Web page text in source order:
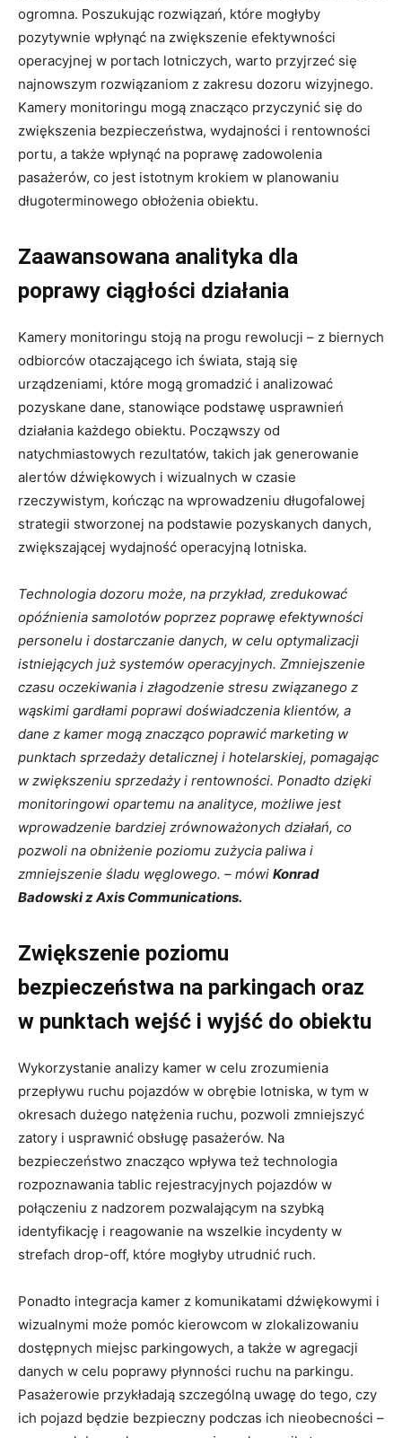
ogromna. Poszukując rozwiązań, które mogłyby
pozytywnie wpłynąć na zwiększenie efektywności
operacyjnej w portach lotniczych, warto przyjrzeć się
najnowszym rozwiązaniom z zakresu dozoru wizyjnego.
Kamery monitoringu mogą znacząco przyczynić się do
zwiększenia bezpieczeństwa, wydajności i rentowności
portu, a także wpłynąć na poprawę zadowolenia
pasażerów, co jest istotnym krokiem w planowaniu
długoterminowego obłożenia obiektu.
Zaawansowana analityka dla
poprawy ciągłości działania
Kamery monitoringu stoją na progu rewolucji – z biernych
odbiorców otaczającego ich świata, stają się
urządzeniami, które mogą gromadzić i analizować
pozyskane dane, stanowiące podstawę usprawnień
działania każdego obiektu. Począwszy od
natychmiastowych rezultatów, takich jak generowanie
alertów dźwiękowych i wizualnych w czasie
rzeczywistym, kończąc na wprowadzeniu długofalowej
strategii stworzonej na podstawie pozyskanych danych,
zwiększającej wydajność operacyjną lotniska.
Technologia dozoru może, na przykład, zredukować
opóźnienia samolotów poprzez poprawę efektywności
personelu i dostarczanie danych, w celu optymalizacji
istniejących już systemów operacyjnych. Zmniejszenie
czasu oczekiwania i złagodzenie stresu związanego z
wąskimi gardłami poprawi doświadczenia klientów, a
dane z kamer mogą znacząco poprawić marketing w
punktach sprzedaży detalicznej i hotelarskiej, pomagając
w zwiększeniu sprzedaży i rentowności. Ponadto dzięki
monitoringowi opartemu na analityce, możliwe jest
wprowadzenie bardziej zrównoważonych działań, co
pozwoli na obniżenie poziomu zużycia paliwa i
zmniejszenie śladu węglowego. – mówi Konrad
Badowski z Axis Communications.
Zwiększenie poziomu
bezpieczeństwa na parkingach oraz
w punktach wejść i wyjść do obiektu
Wykorzystanie analizy kamer w celu zrozumienia
przepływu ruchu pojazdów w obrębie lotniska, w tym w
okresach dużego natężenia ruchu, pozwoli zmniejszyć
zatory i usprawnić obsługę pasażerów. Na
bezpieczeństwo znacząco wpływa też technologia
rozpoznawania tablic rejestracyjnych pojazdów w
połączeniu z nadzorem pozwalającym na szybką
identyfikację i reagowanie na wszelkie incydenty w
strefach drop-off, które mogłyby utrudnić ruch.
Ponadto integracja kamer z komunikatami dźwiękowymi i
wizualnymi może pomóc kierowcom w zlokalizowaniu
dostępnych miejsc parkingowych, a także w agregacji
danych w celu poprawy płynności ruchu na parkingu.
Pasażerowie przykładają szczególną uwagę do tego, czy
ich pojazd będzie bezpieczny podczas ich nieobecności –